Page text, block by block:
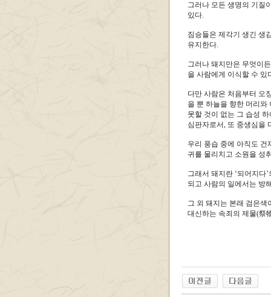
그러나 모든 생명의 기질
있다.
짐승들은 제각기 생긴 생
유지한다.
그러나 돼지만은 무엇이
을 사람에게 이식할 수
다만 사람은 처음부터 오
을 뿐 하늘을 향한 머리와
못할 것이 없는 그 습성
심판자로서, 또 중생심을
우리 풍습 중에 아직도
귀를 물리치고 소원을 성
그래서 돼지란 ‘되어지다
되고 사람의 일에서는 방
그 외 돼지는 본래 검은
대신하는 속죄의 제물(祭